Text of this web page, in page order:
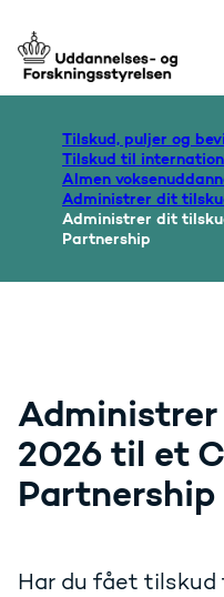
Gå til forsiden
Administrer dit
Administrer dit
Partnership
2026 til et
Partnership
Har du fået